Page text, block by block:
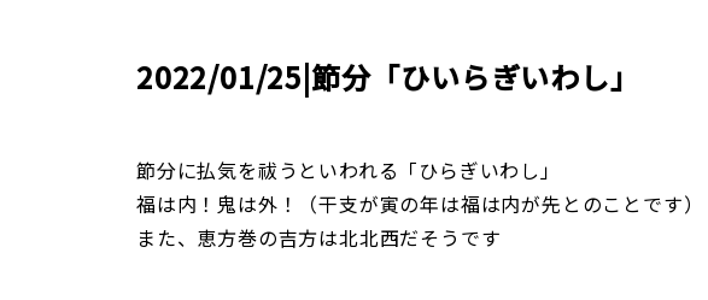
2022/01/25|節分「ひいらぎいわし」
節分に払気を祓うといわれる「ひらぎいわし」
福は内！鬼は外！（干支が寅の年は福は内が先とのことです）
また、恵方巻の吉方は北北西だそうです